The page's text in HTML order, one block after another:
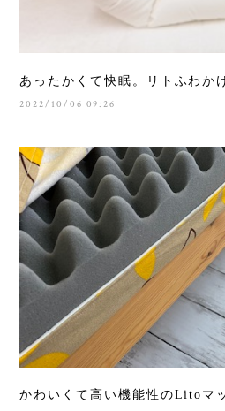
あったかくて快眠。リトふわか
2022/10/06 09:26
かわいくて高い機能性のLitoマ